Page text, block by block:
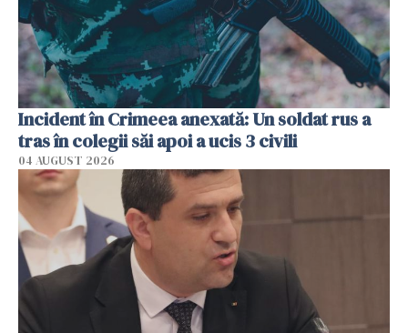
Incident în Crimeea anexată: Un soldat rus a
tras în colegii săi apoi a ucis 3 civili
04 AUGUST 2026